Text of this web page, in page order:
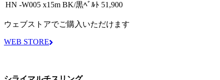
HN -W005 x15m BK/黒ﾍﾞﾙﾄ 51,900
ウェブストアでご購入いただけます
WEB STORE